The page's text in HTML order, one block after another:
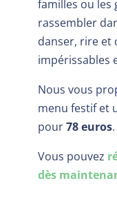
familles ou les
rassembler
danser, rire et
impérissables
Nous vous
menu festif et
pour78 euros.
Vous pouvez
dès